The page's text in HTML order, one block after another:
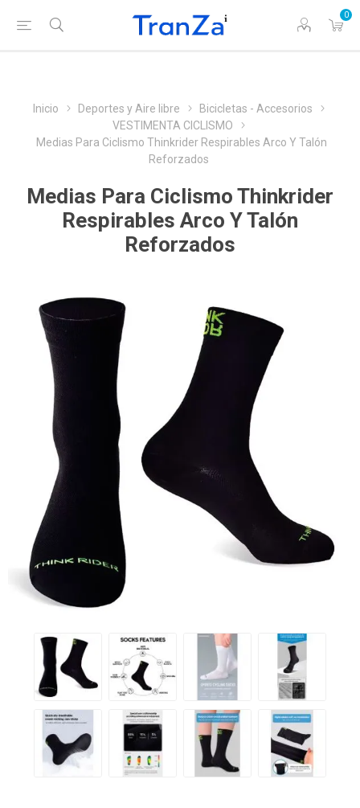
0
Inicio Deportes y Aire libre
Bicicletas - Accesorios
VESTIMENTA CICLISMO
Medias Para Ciclismo Thinkrider Respirables Arco Y Talón
Reforzados
Medias Para Ciclismo Thinkrider
Respirables Arco Y Talón
Reforzados